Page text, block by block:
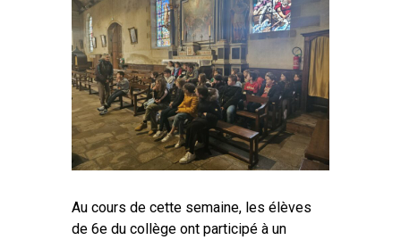
Au cours de cette semaine, les élèves
de 6e du collège ont participé à un